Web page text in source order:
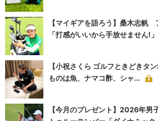
【マイギアを語ろう】桑木志帆
「打感がいいから手放せません!」
【小祝さくら ゴルフときどき
ものは魚、ナマコ酢、シャ...
【今月のプレゼント】2026年男